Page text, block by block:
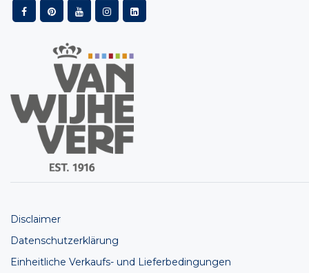
Disclaimer
Datenschutzerklärung
Einheitliche Verkaufs- und Lieferbedingungen